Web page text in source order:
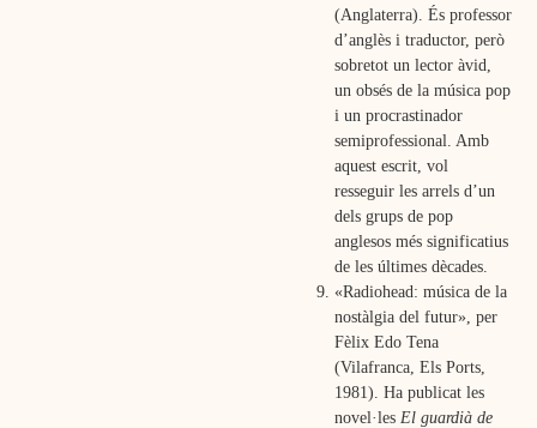
(Anglaterra). És professor
d’anglès i traductor, però
sobretot un lector àvid,
un obsés de la música pop
i un procrastinador
semiprofessional. Amb
aquest escrit, vol
resseguir les arrels d’un
dels grups de pop
anglesos més significatius
de les últimes dècades.
«Radiohead:música de la
nostàlgia del futur», per
Fèlix Edo Tena
(Vilafranca, Els Ports,
1981). Ha publicat les
novel·lesEl guardià de